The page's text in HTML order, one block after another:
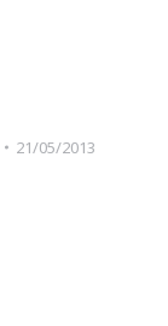
21/05/2013